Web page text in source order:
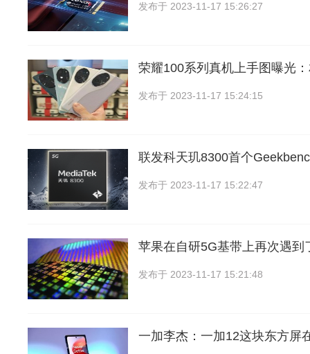
发布于 2023-11-17 15:26:27
荣耀100系列真机上手图曝光
发布于 2023-11-17 15:24:15
联发科天玑8300首个
发布于 2023-11-17 15:22:47
苹果在自研5G基带上再次遇到
发布于 2023-11-17 15:21:48
一加李杰：一加12这块东方屏